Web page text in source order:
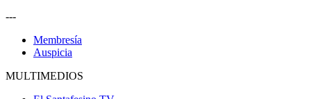
---
Membresía
Auspicia
MULTIMEDIOS